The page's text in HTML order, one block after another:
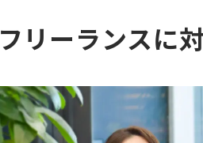
フリーランスに